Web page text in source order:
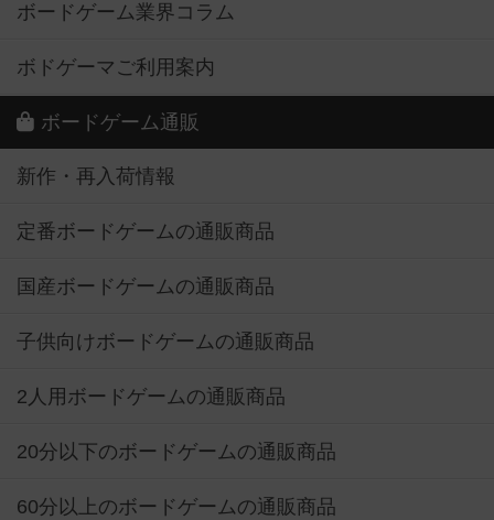
ボードゲーム業界コラム
ボドゲーマご利用案内
ボードゲーム通販
新作・再入荷情報
定番ボードゲームの通販商品
国産ボードゲームの通販商品
子供向けボードゲームの通販商品
2人用ボードゲームの通販商品
20分以下のボードゲームの通販商品
60分以上のボードゲームの通販商品